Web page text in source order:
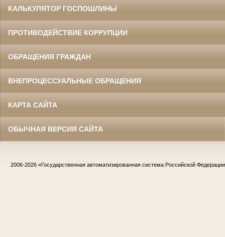
КАЛЬКУЛЯТОР ГОСПОШЛИНЫ
ПРОТИВОДЕЙСТВИЕ КОРРУПЦИИ
ОБРАЩЕНИЯ ГРАЖДАН
ВНЕПРОЦЕССУАЛЬНЫЕ ОБРАЩЕНИЯ
КАРТА САЙТА
ОБЫЧНАЯ ВЕРСИЯ САЙТА
2006-2026 «Государственная автоматизированная система Российской